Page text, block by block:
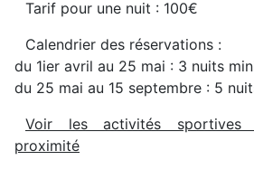
Tarif pour une nuit : 100€
Calendrier des réservations :
du 1ier avril au 25 mai : 3 nuits
du 25 mai au 15 septembre : 5
Voir les activités sportives
proximité